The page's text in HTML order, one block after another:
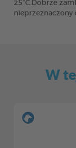
25°C.Dobrze
nieprzeznaczony
W